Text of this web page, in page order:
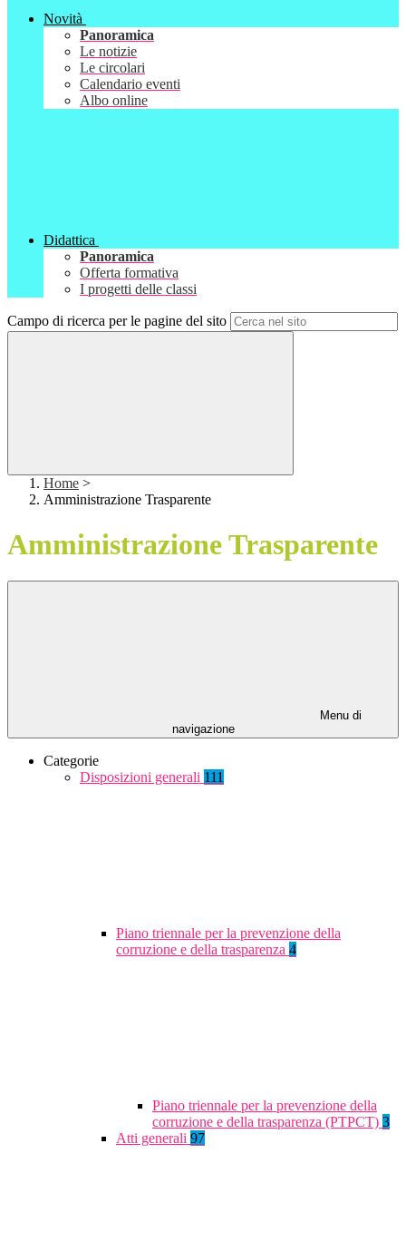
Novità
Panoramica
Le notizie
Le circolari
Calendario eventi
Albo online
Didattica
Panoramica
Offerta formativa
I progetti delle classi
Campo di ricerca per le pagine del sito
Home >
Amministrazione Trasparente
Amministrazione Trasparente
Menu di
navigazione
Categorie
Disposizioni generali 111
Piano triennale per la prevenzione della
corruzione e della trasparenza 4
Piano triennale per la prevenzione della
corruzione e della trasparenza (PTPCT) 3
Atti generali 97